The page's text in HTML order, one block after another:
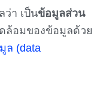
ว่า เป็นข้อมูลส่วน
ล้อมของข้อมูลด้วย
ล (data